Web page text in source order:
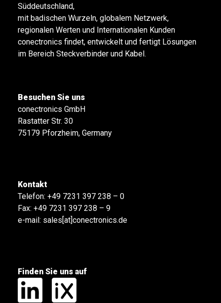
Süddeutschland,
mit badischen Wurzeln, globalem Netzwerk,
regionalen Werten und Internationalen Kunden
conectronics findet, entwickelt und fertigt Lösungen
im Bereich Steckverbinder und Kabel.
Besuchen Sie uns
conectronics GmbH
Rastatter Str. 30
75179 Pforzheim, Germany
Kontakt
Telefon: +49 7231 397 238 – 0
Fax: +49 7231 397 238 – 9
e-mail: sales[at]conectronics.de
Finden Sie uns auf